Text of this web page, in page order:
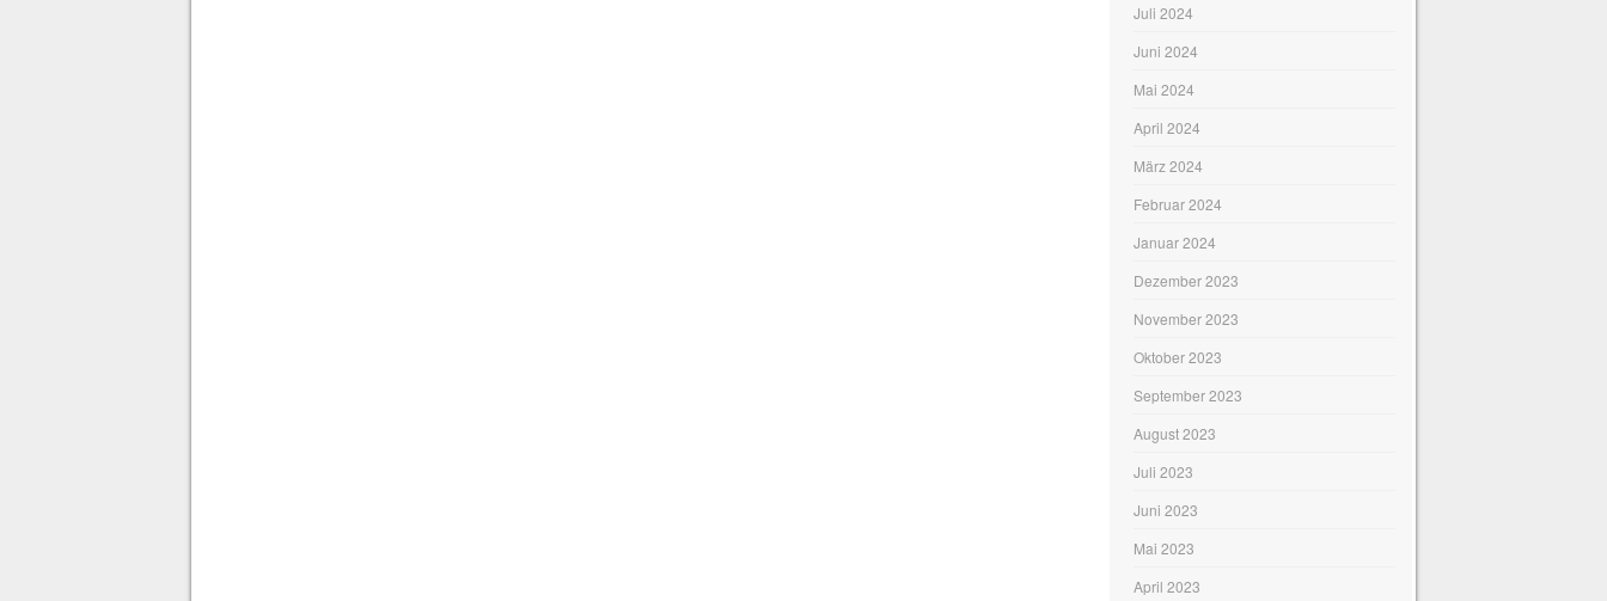
Juli 2024
Juni 2024
Mai 2024
April 2024
März 2024
Februar 2024
Januar 2024
Dezember 2023
November 2023
Oktober 2023
September 2023
August 2023
Juli 2023
Juni 2023
Mai 2023
April 2023